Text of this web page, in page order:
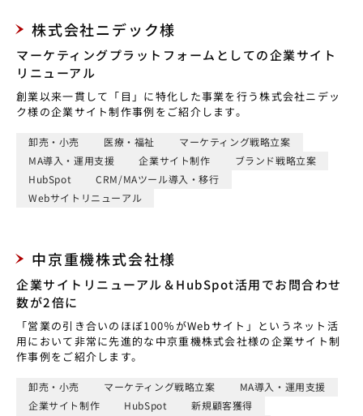
株式会社ニデック様
マーケティングプラットフォームとしての企業サイト
リニューアル
創業以来一貫して「目」に特化した事業を行う株式会社ニデッ
ク様の企業サイト制作事例をご紹介します。
卸売・小売 医療・福祉
マーケティング戦略立案
MA導入・運用支援
企業サイト制作
ブランド戦略立案
HubSpot
CRM/MAツール導入・移行
Webサイトリニューアル
中京重機株式会社様
企業サイトリニューアル＆HubSpot活用でお問合わせ
数が2倍に
「営業の引き合いのほぼ100％がWebサイト」というネット活
用において非常に先進的な中京重機株式会社様の企業サイト制
作事例をご紹介します。
卸売・小売 マーケティング戦略立案
MA導入・運用支援
企業サイト制作
HubSpot
新規顧客獲得